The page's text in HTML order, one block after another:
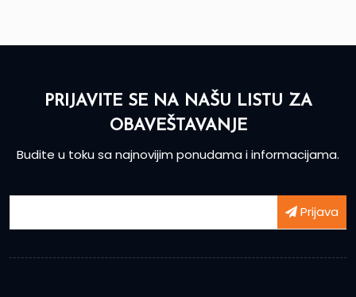
PRIJAVITE SE NA NAŠU LISTU ZA
OBAVEŠTAVANJE
Budite u toku sa najnovijim ponudama i informacijama.
Prijava